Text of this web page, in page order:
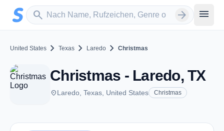
Zum Hauptinhalt springen
search
Sender suchen arrow_forward menu
United States chevron_right Texas chevron_right Laredo chevron_right Christmas
Christmas - Laredo, TX
placeLaredo, Texas, United States Christmas